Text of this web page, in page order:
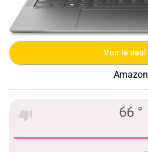
Voir le deal
Amazon
66 °